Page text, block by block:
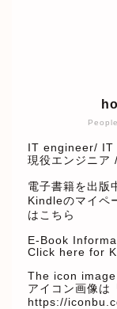
IT engineer/
現役エンジニア
電子書籍を出版
Kindleのマイペ
はこちら
E-Book
Click here for
The icon image
アイコン画像は
https://